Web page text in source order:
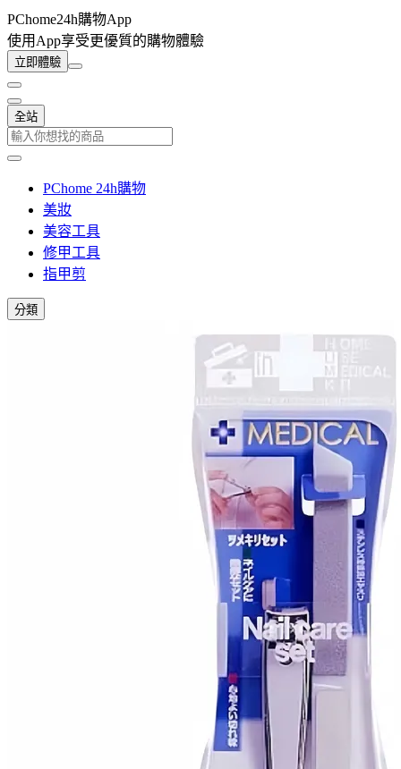
PChome24h購物App
使用App享受更優質的購物體驗
立即體驗
全站
PChome 24h購物
美妝
美容工具
修甲工具
指甲剪
分類